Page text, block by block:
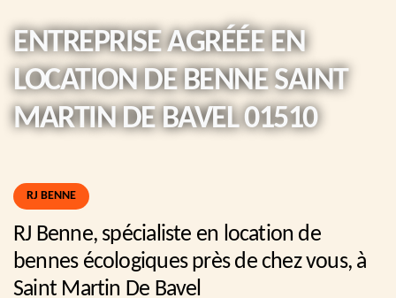
ENTREPRISE AGRÉÉE EN
LOCATION DE BENNE SAINT
MARTIN DE BAVEL 01510
RJ BENNE
RJ Benne, spécialiste en location de
bennes écologiques près de chez vous, à
Saint Martin De Bavel